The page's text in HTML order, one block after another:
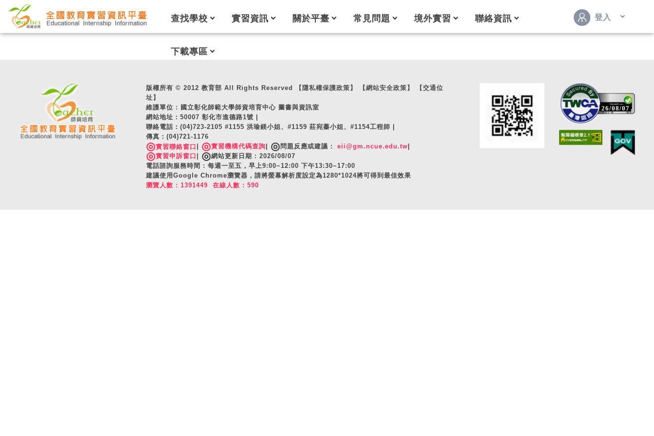
跳到主要內容
查找學校 實習資訊 關於平臺 常見問題 境外實習 聯絡資訊
下載專區
登入
版權所有 © 2012 教育部 All Rights Reserved 【隱私權保護政策】 【網站安全政策】
【交通位
址】
維護單位 : 國立彰化師範大學師資培育中心 圖書與資訊室
網站地址：50007 彰化市進德路1號 |
聯絡電話：(04)723-2105 #1155 洪瑜鎂小姐、#1159 莊宛蓁小姐、#1154工程師 |
傳真：(04)721-1176
◎實習聯絡窗口 ◎實習機構代碼查詢 ◎問題反應或建議 : eii@gm.ncue.edu.tw
◎實習申訴窗口 ◎網站更新日期 : 2026/08/07
電話諮詢服務時間 : 每週一至五，早上9:00~12:00 下午13:30~17:00
建議使用Google Chrome瀏覽器，請將螢幕解析度設定為1280*1024將可得到最佳效果
瀏覽人數 : 1391449 在線人數 : 590
26/08/07